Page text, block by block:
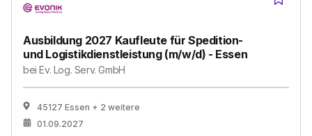
Ausbildung 2027 Kaufleute für Spedition-
und Logistikdienstleistung (m/w/d) - Essen
beiEv. Log. Serv. GmbH
45127 Essen + 2 weitere
01.09.2027